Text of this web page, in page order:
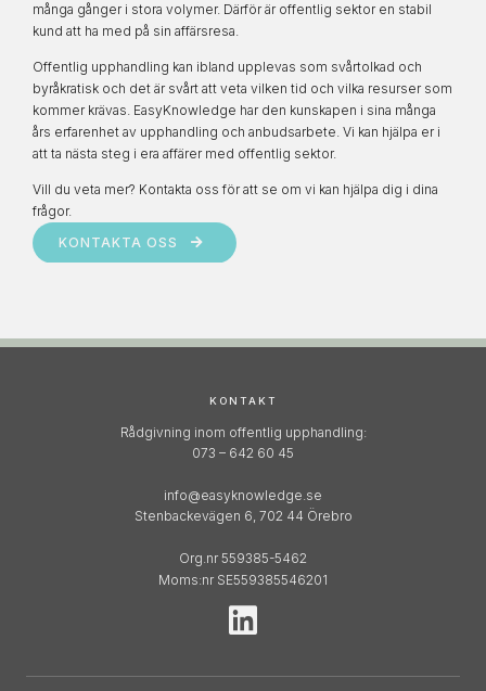
många gånger i stora volymer. Därför är offentlig sektor en stabil
kund att ha med på sin affärsresa.
Offentlig upphandling kan ibland upplevas som svårtolkad och
byråkratisk och det är svårt att veta vilken tid och vilka resurser som
kommer krävas. EasyKnowledge har den kunskapen i sina många
års erfarenhet av upphandling och anbudsarbete. Vi kan hjälpa er i
att ta nästa steg i era affärer med offentlig sektor.
Vill du veta mer? Kontakta oss för att se om vi kan hjälpa dig i dina
frågor.
KONTAKTA OSS
KONTAKT
Rådgivning inom offentlig upphandling:
073 – 642 60 45
info@easyknowledge.se
Stenbackevägen 6, 702 44 Örebro
Org.nr 559385-5462
Moms:nr SE559385546201